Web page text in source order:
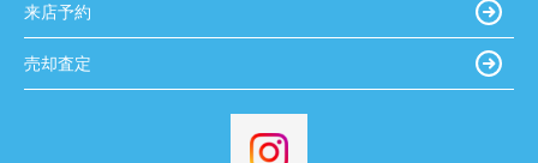
来店予約
売却査定